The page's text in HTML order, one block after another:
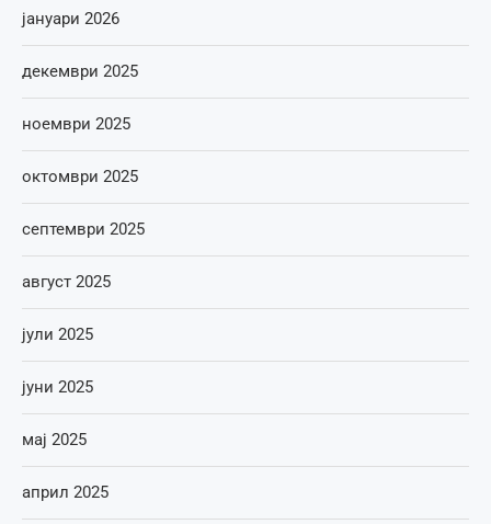
јануари 2026
декември 2025
ноември 2025
октомври 2025
септември 2025
август 2025
јули 2025
јуни 2025
мај 2025
април 2025